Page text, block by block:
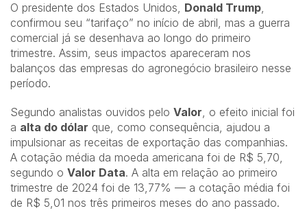
O presidente dos Estados Unidos, Donald Trump,
confirmou seu “tarifaço” no início de abril, mas a guerra
comercial já se desenhava ao longo do primeiro
trimestre. Assim, seus impactos apareceram nos
balanços das empresas do agronegócio brasileiro nesse
período.
Segundo analistas ouvidos pelo Valor, o efeito inicial foi
a alta do dólar que, como consequência, ajudou a
impulsionar as receitas de exportação das companhias.
A cotação média da moeda americana foi de R$ 5,70,
segundo o Valor Data. A alta em relação ao primeiro
trimestre de 2024 foi de 13,77% — a cotação média foi
de R$ 5,01 nos três primeiros meses do ano passado.